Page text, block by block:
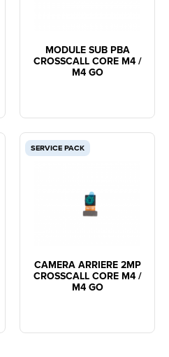
MODULE SUB PBA
CROSSCALL CORE M4 /
M4 GO
SERVICE PACK
CAMERA ARRIERE 2MP
CROSSCALL CORE M4 /
M4 GO